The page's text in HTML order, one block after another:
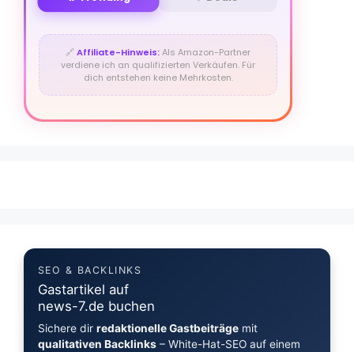
🔗Affiliate-Hinweis:Als Amazon-Partner
verdiene ich an qualifizierten Verkäufen. Für
dich entstehen keine Mehrkosten.
SEO & BACKLINKS
Gastartikel auf
news-7.de buchen
Sichere dir redaktionelle Gastbeiträgemit
qualitativen Backlinks– White-Hat-SEO auf einem